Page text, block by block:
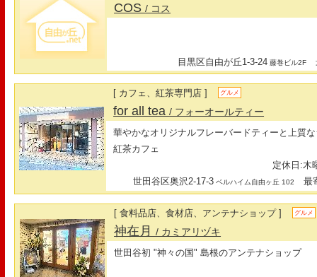
COS/ コス
目黒区自由が丘1-3-24 藤巻ビル2F
[ カフェ、紅茶専門店 ] グルメ
for all tea/ フォーオールティー
華やかなオリジナルフレーバードティーと上質
紅茶カフェ
定休日:木
世田谷区奥沢2-17-3 ベルハイム自由ヶ丘 102 最
[ 食料品店、食材店、アンテナショップ ] グルメ
神在月/ カミアリヅキ
世田谷初 "神々の国" 島根のアンテナショップ